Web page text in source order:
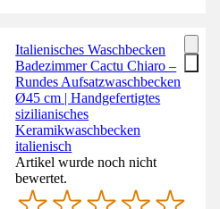
Italienisches Waschbecken
Badezimmer Cactu Chiaro –
Rundes Aufsatzwaschbecken
Ø45 cm | Handgefertigtes
sizilianisches
Keramikwaschbecken
italienisch
Artikel wurde noch nicht
bewertet.